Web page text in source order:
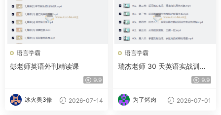
语言学霸
彭老师英语外刊精读课
9.9
冰火奥3修 2026-07-14
语言学霸
瑞杰老师 30 天英语实战训练
9.9
为了烤肉 2026-07-01